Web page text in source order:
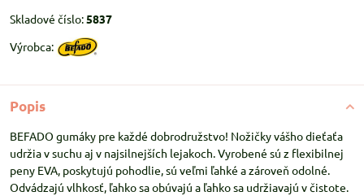
Skladové číslo:5837
Výrobca:
Popis
BEFADO gumáky pre každé dobrodružstvo! Nožičky vášho dieťaťa
udržia v suchu aj v najsilnejších lejakoch. Vyrobené sú z flexibilnej
peny EVA, poskytujú pohodlie, sú veľmi ľahké a zároveň odolné.
Odvádzajú vlhkosť, ľahko sa obúvajú a ľahko sa udržiavajú v čistote.